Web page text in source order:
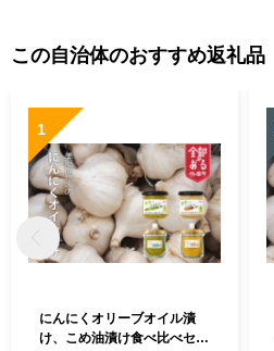
この自治体のおすすめ返礼品
1
にんにくオリーブオイル漬
け、こめ油漬け食べ比べセッ